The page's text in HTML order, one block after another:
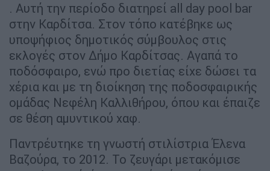
. Αυτή την περίοδο διατηρεί all day pool bar
στην Καρδίτσα. Στον τόπο κατέβηκε ως
υποψήφιος δημοτικός σύμβουλος στις
εκλογές στον Δήμο Καρδίτσας. Αγαπά το
ποδόσφαιρο, ενώ προ διετίας είχε δώσει τα
χέρια και με τη διοίκηση της ποδοσφαιρικής
ομάδας Νεφέλη Καλλιθήρου, όπου και έπαιζε
σε θέση αμυντικού χαφ.
Παντρέυτηκε τη γνωστή στιλίστρια Έλενα
Βαζούρα, το 2012. Το ζευγάρι μετακόμισε